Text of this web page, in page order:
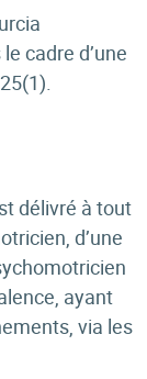
cadre d’une
1).
délivré à tout
d’une
ayant
via les